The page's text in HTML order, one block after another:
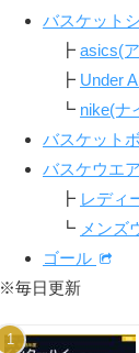
バスケット
┣ asics(
┣ Under
┗ nike(ナ
バスケット
バスケウエア
┣ レディ
┗ メンズ
ゴール
※毎日更新